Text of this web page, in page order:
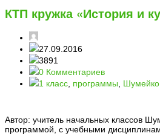
КТП кружка «История и
27.09.2016
3891
0 Комментариев
1 класс программы Шумейко
Автор: учитель начальных
программой, с учебными